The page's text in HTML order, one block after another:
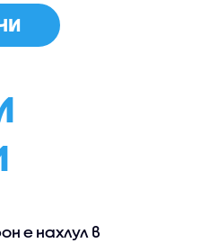
е нахлул в